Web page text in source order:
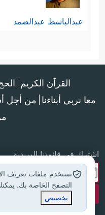
عبدالباسط عبدالصمد
القرآن الكريم
معا نربي أبناءنا من أجل
اشترك في قائمتنا البريدية
نستخدم ملفات تعريف
التصفح الخاصة بك.
تخصيص